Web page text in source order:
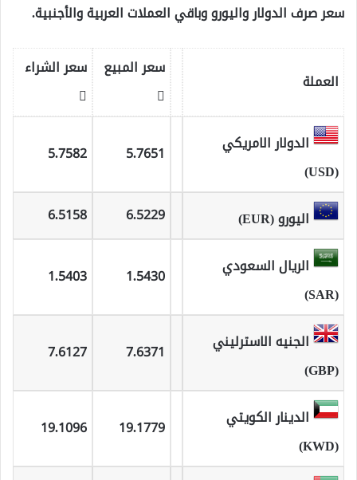
سعر صرف الدولار واليورو وباقي العملات العربية والأجنبية.
العملة
سعر المبيع سعر الشراء
الدولار الامريكي
(USD)
5.7651
5.7582
اليورو (EUR) 6.5229
6.5158
الريال السعودي
(SAR)
1.5430
1.5403
الجنيه الاسترليني
(GBP)
7.6371
7.6127
الدينار الكويتي
(KWD)
19.1779
19.1096